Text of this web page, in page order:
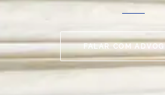
FALAR COM